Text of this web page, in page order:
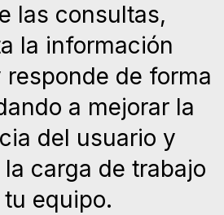
las consultas,
la información
de forma
a mejorar la
del usuario y
carga de trabajo
tu equipo.